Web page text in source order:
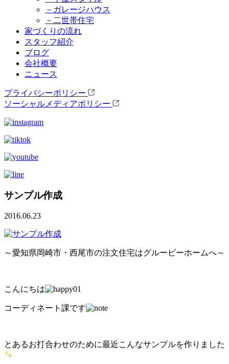
－ガレージハウス
－二世帯住宅
家づくりの流れ
スタッフ紹介
ブログ
会社概要
ニュース
プライバシーポリシー
ソーシャルメディアポリシー
サンプル作成
2016.06.23
～愛知県岡崎市・西尾市の注文住宅はグルービーホームへ～
こんにちは
コーディネート課です
とあるお打合わせのために最近こんなサンプルを作りました